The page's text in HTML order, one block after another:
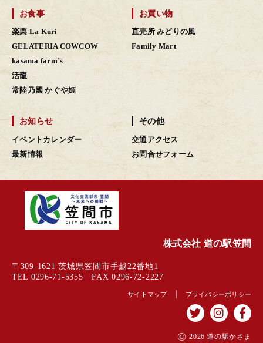
お食事
楽栗 La Kuri
GELATERIA COWCOW
kasama farm’s
活龍
常陸乃國 かぐや姫
お買い物
直売所 みどりの風
Family Mart
お知らせ
イベントカレンダー
最新情報
その他
交通アクセス
お問合せフォーム
株式会社 道の駅笠間
〒309-1621 茨城県笠間市手越22番地1
TEL 0296-71-5355 FAX 0296-72-2227
サイトマップ プライバシーポリシー
© 2026 道の駅かさま